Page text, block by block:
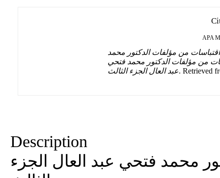
APA
اقتباسات من مؤلفات الدكتور محمد
من مؤلفات الدكتور محمد فتحي
عبد العال الجزء الثالث. Retrieved
Description
محمد فتحي عبد العال الجزء